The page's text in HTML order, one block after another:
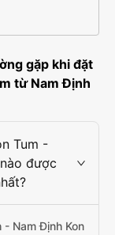
gặp khi đặt
từ Nam Định
Tum -
được
- Nam Định Kon